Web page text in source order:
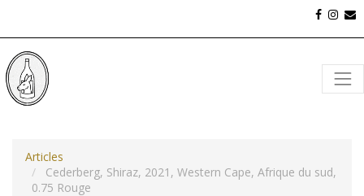
Articles
Cederberg, Shiraz, 2021, Western Cape, Afrique du sud,
0.75 Rouge